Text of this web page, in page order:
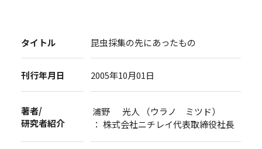
タイトル 昆虫採集の先にあったもの
刊行年月日 2005年10月01日
著者/
研究者紹介
浦野 光人 （ウラノ ミツド）
： 株式会社ニチレイ代表取締役社長